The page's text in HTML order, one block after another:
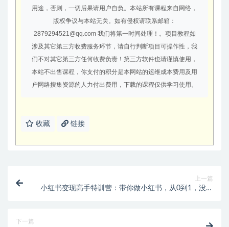
用途，否则，一切后果请用户自负。本站所有课程来自网络，
版权争议与本站无关。如有侵权请联系邮箱：
2879294521@qq.com 我们将第一时间处理！。项目教程如
涉及其它第三方收费服务环节，请自行判断项目可操作性，我
们不对其它第三方任何收费负责！第三方软件也请谨慎使用，
本站不出售课程，你支付的积分是本网站的运维成本费用及用
户网络搜集资源的人力付出费用，下载的课程仅供学习使用。
收藏 链接
上一篇
小红书变现高手特训营：带你做小红书，从0到1，没有
下一篇